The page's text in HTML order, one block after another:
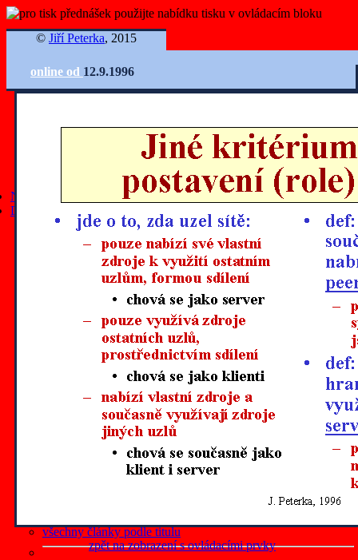
© Jiří Peterka, 2015
online od 12.9.1996
Nejnovější články
Další články
všechny články
články z roku 2025
články z roku 2023
články z roku 2022
články z roku 2021
články z roku 2020
články z roku 2019
články z roku 2018
články z roku 2017
články z roku 2016
články z roku 2015
články z roku 2014
články z roku 2013
články z roku 2012
všechny články podle data
všechny články podle titulu
zpět na zobrazení s ovládacími prvky